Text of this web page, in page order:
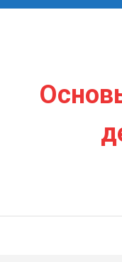
Перейти к содержимому